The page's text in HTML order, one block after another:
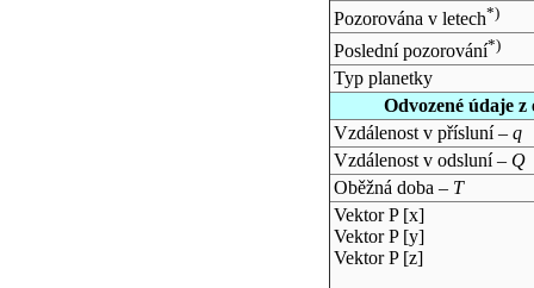
Pozorována v letech*)
Poslední pozorování*)
Typ planetky
Odvozené údaje
Vzdálenost v přísluní – q
Vzdálenost v odsluní – Q
Oběžná doba – T
Vektor P [x]
Vektor P [y]
Vektor P [z]